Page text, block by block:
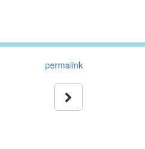
permalink